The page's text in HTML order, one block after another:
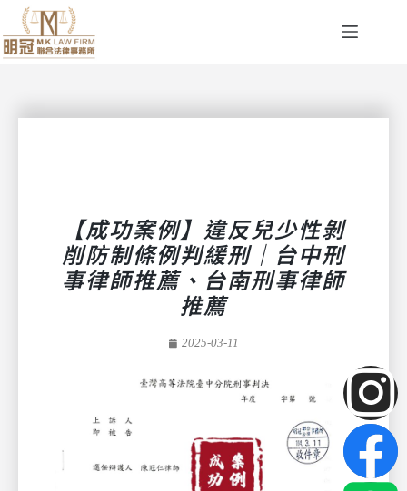
【成功案例】違反兒少性剝
削防制條例判緩刑｜台中刑
事律師推薦、台南刑事律師
推薦
2025-03-11